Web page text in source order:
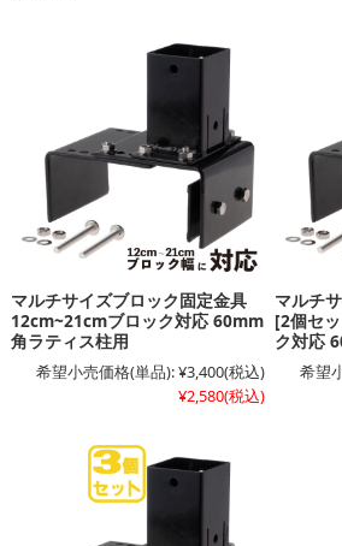
マルチサイズブロック固定金具
12cm~21cmブロック対応 60mm
角ラティス柱用
希望小売価格(単品):¥3,400(税込)
¥2,580(税込)
マルチ
[2個セ
ク対応
希望